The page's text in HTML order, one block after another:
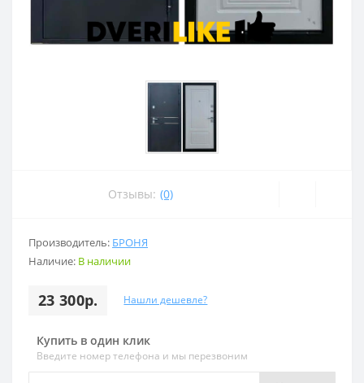
Отзывы: (0)
Производитель: БРОНЯ
Наличие: В наличии
23 300р. Нашли дешевле?
Купить в один клик
Введите номер телефона и мы перезвоним